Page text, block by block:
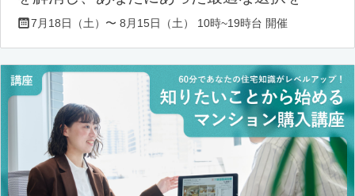
7月18日（土）〜 8月15日（土） 10時~19時台 開催